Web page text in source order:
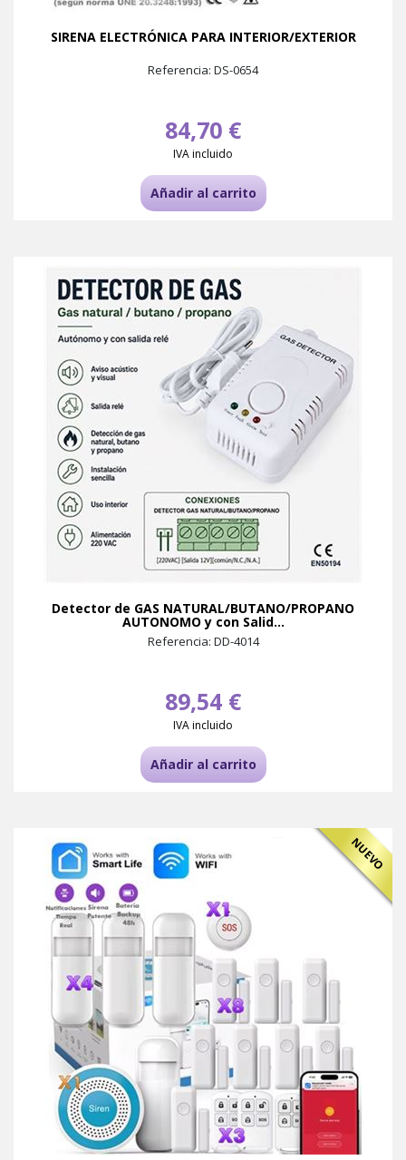
SIRENA ELECTRÓNICA PARA INTERIOR/EXTERIOR
Referencia: DS-0654
84,70 €
IVA incluido
Añadir al carrito
Detector de GAS NATURAL/BUTANO/PROPANO
AUTONOMO y con Salid...
Referencia: DD-4014
89,54 €
IVA incluido
Añadir al carrito
NUEVO